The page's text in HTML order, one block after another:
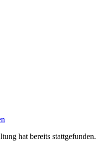
hat bereits stattgefunden.